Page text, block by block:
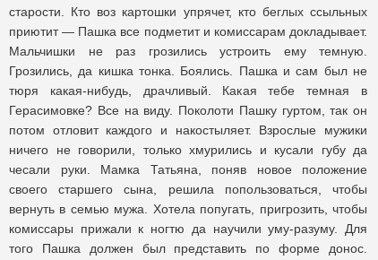
старости. Кто воз картошки упрячет, кто беглых ссыльных
приютит — Пашка все подметит и комиссарам докладывает.
Мальчишки не раз грозились устроить ему темную.
Грозились, да кишка тонка. Боялись. Пашка и сам был не
тюря какая-нибудь, драчливый. Какая тебе темная в
Герасимовке? Все на виду. Поколоти Пашку гуртом, так он
потом отловит каждого и накостыляет. Взрослые мужики
ничего не говорили, только хмурились и кусали губу да
чесали руки. Мамка Татьяна, поняв новое положение
своего старшего сына, решила попользоваться, чтобы
вернуть в семью мужа. Хотела попугать, пригрозить, чтобы
комиссары прижали к ногтю да научили уму-разуму. Для
того Пашка должен был представить по форме донос.